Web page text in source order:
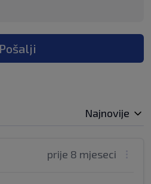
Pošalji
Najnovije
prije 8 mjeseci